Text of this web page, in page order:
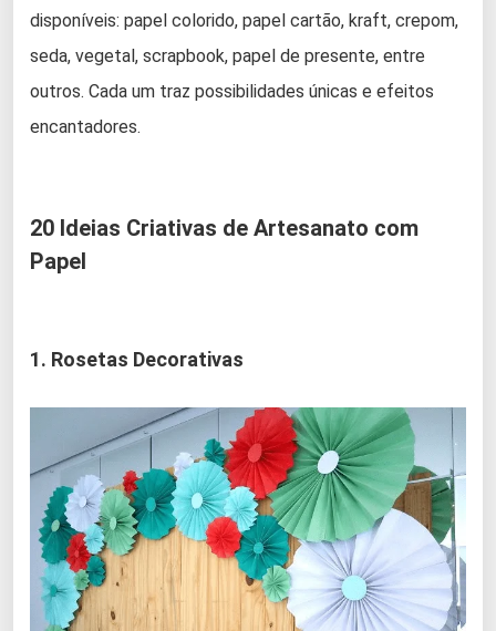
disponíveis: papel colorido, papel cartão, kraft, crepom,
seda, vegetal, scrapbook, papel de presente, entre
outros. Cada um traz possibilidades únicas e efeitos
encantadores.
20 Ideias Criativas de Artesanato com
Papel
1. Rosetas Decorativas